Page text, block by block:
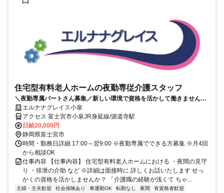
住宅型有料老人ホームの夜勤専従介護スタッフ
＼夜勤専属パートさん募集／新しい環境で資格を活かして働きません
か？ブランク歓迎！月4回から相談OK！
エルナナグレイス小泉
アクセス 富士宮市小泉JR身延線/源道寺駅
日給20,000円
静岡県富士宮市
時間・勤務日詳細 17:00～翌9:00 ※夜勤専属でできる方募集 ※月4回
から相談OK
仕事内容 【仕事内容】 住宅型有料老人ホームにおける ・夜間の見守
り ・排泄の介助 など ※詳細は面接時に 詳しくお話いたします せっ
かくの資格を活かしませんか？ 「介護職の経験が浅くて ちゃ...
主婦・主夫歓迎 社会保険あり 車通勤OK 転勤なし 夜間 有資格者歓迎